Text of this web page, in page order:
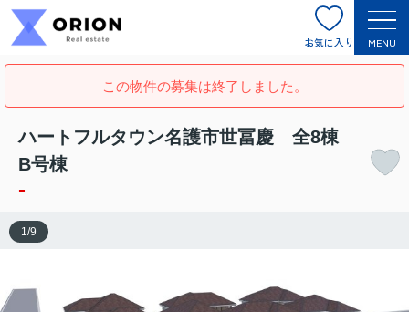
お気に入り MENU
この物件の募集は終了しました。
ハートフルタウン名護市世冨慶 全8棟
B号棟
-
1 /9